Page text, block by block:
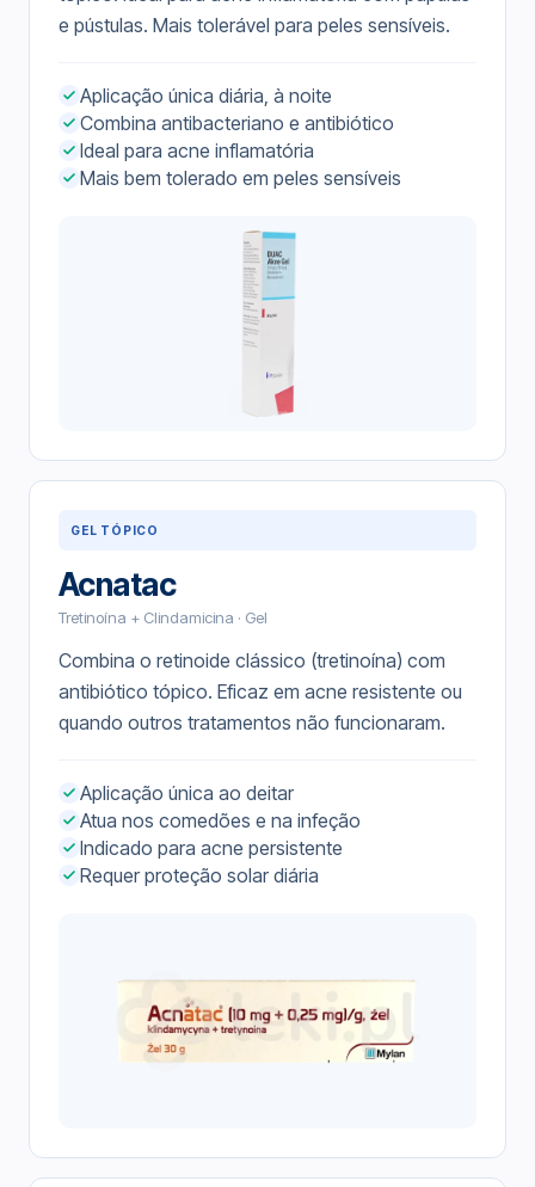
e pústulas. Mais tolerável para peles sensíveis.
Aplicação única diária, à noite
Combina antibacteriano e antibiótico
Ideal para acne inflamatória
Mais bem tolerado em peles sensíveis
GEL TÓPICO
Acnatac
Tretinoína + Clindamicina · Gel
Combina o retinoide clássico (tretinoína) com
antibiótico tópico. Eficaz em acne resistente ou
quando outros tratamentos não funcionaram.
Aplicação única ao deitar
Atua nos comedões e na infeção
Indicado para acne persistente
Requer proteção solar diária